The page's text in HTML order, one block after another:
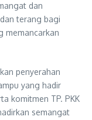
dan
terang bagi
memancarkan
penyerahan
yang hadir
komitmen TP. PKK
semangat